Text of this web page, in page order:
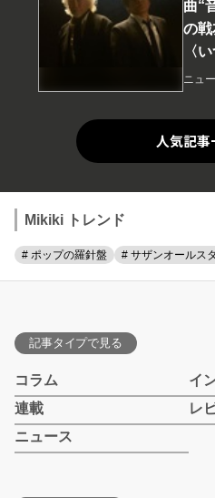
曲“
の
〈
ニュ
人気記事
Mikiki トレンド
# ポップの羅針盤 # サザンオールス
記事タイプで見る
コラム
イ
連載
レ
ニュース